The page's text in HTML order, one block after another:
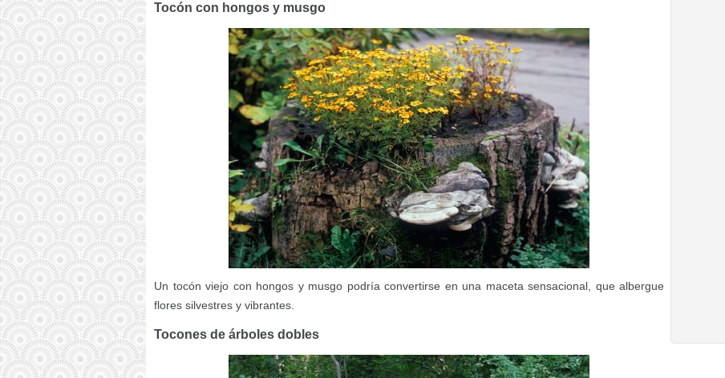
Tocón con hongos y musgo
Un tocón viejo con hongos y musgo podría convertirse en una maceta sensacional, que albergue
flores silvestres y vibrantes.
Tocones de árboles dobles